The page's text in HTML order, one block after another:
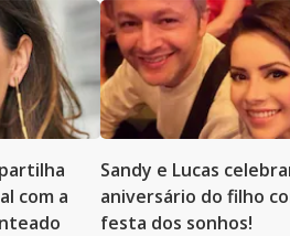
com a
Sandy e Lucas
aniversário do filho
festa dos sonhos!